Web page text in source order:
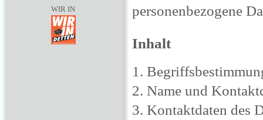
WIR IN
personenbezogene
Inhalt
1.
2. Name und
3. Kontaktdaten des